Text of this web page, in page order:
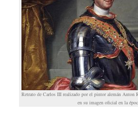
Retrato de Carlos III realizado por el pintor alemán Anton
en su imagen oficial en la